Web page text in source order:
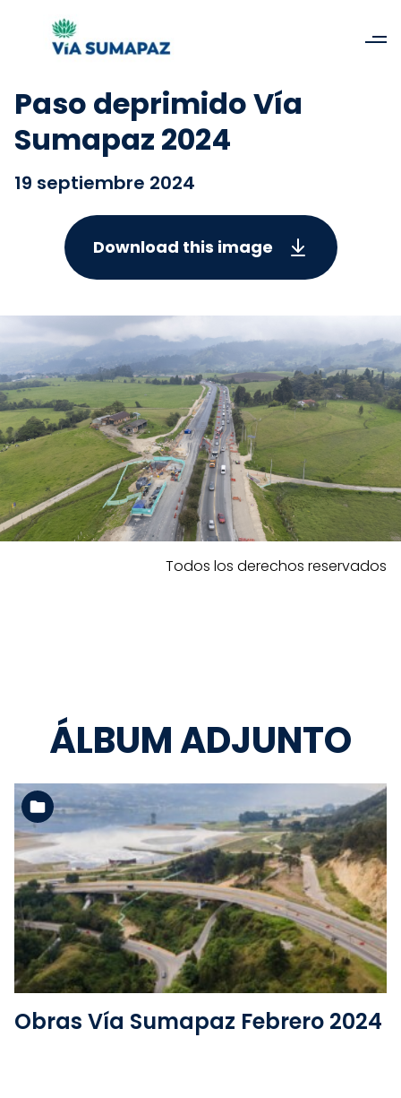
Paso deprimido Vía
Sumapaz 2024
19 septiembre 2024
Download this image
Todos los derechos reservados
ÁLBUM ADJUNTO
Ver la carpeta
Obras Vía Sumapaz Febrero 2024